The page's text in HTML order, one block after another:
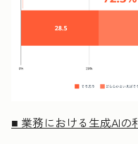
■ 業務における生成AIの